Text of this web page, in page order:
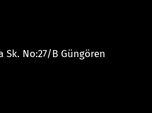
Sk. No:27/B Güngören